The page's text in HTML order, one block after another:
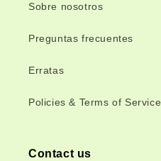
Sobre nosotros
Preguntas frecuentes
Erratas
Policies & Terms of Service
Contact us